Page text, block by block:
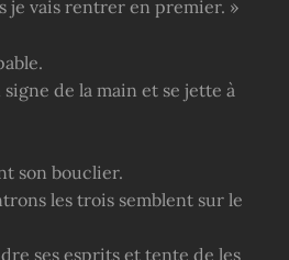
je vais rentrer en premier. »
de la main et se jette à
son bouclier.
les trois semblent sur le
ses esprits et tente de les